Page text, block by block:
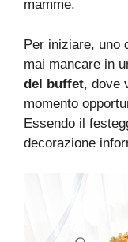
mamme.
Per iniziare, uno
mai mancare in
del buffet, dove
momento
Essendo il
decorazione